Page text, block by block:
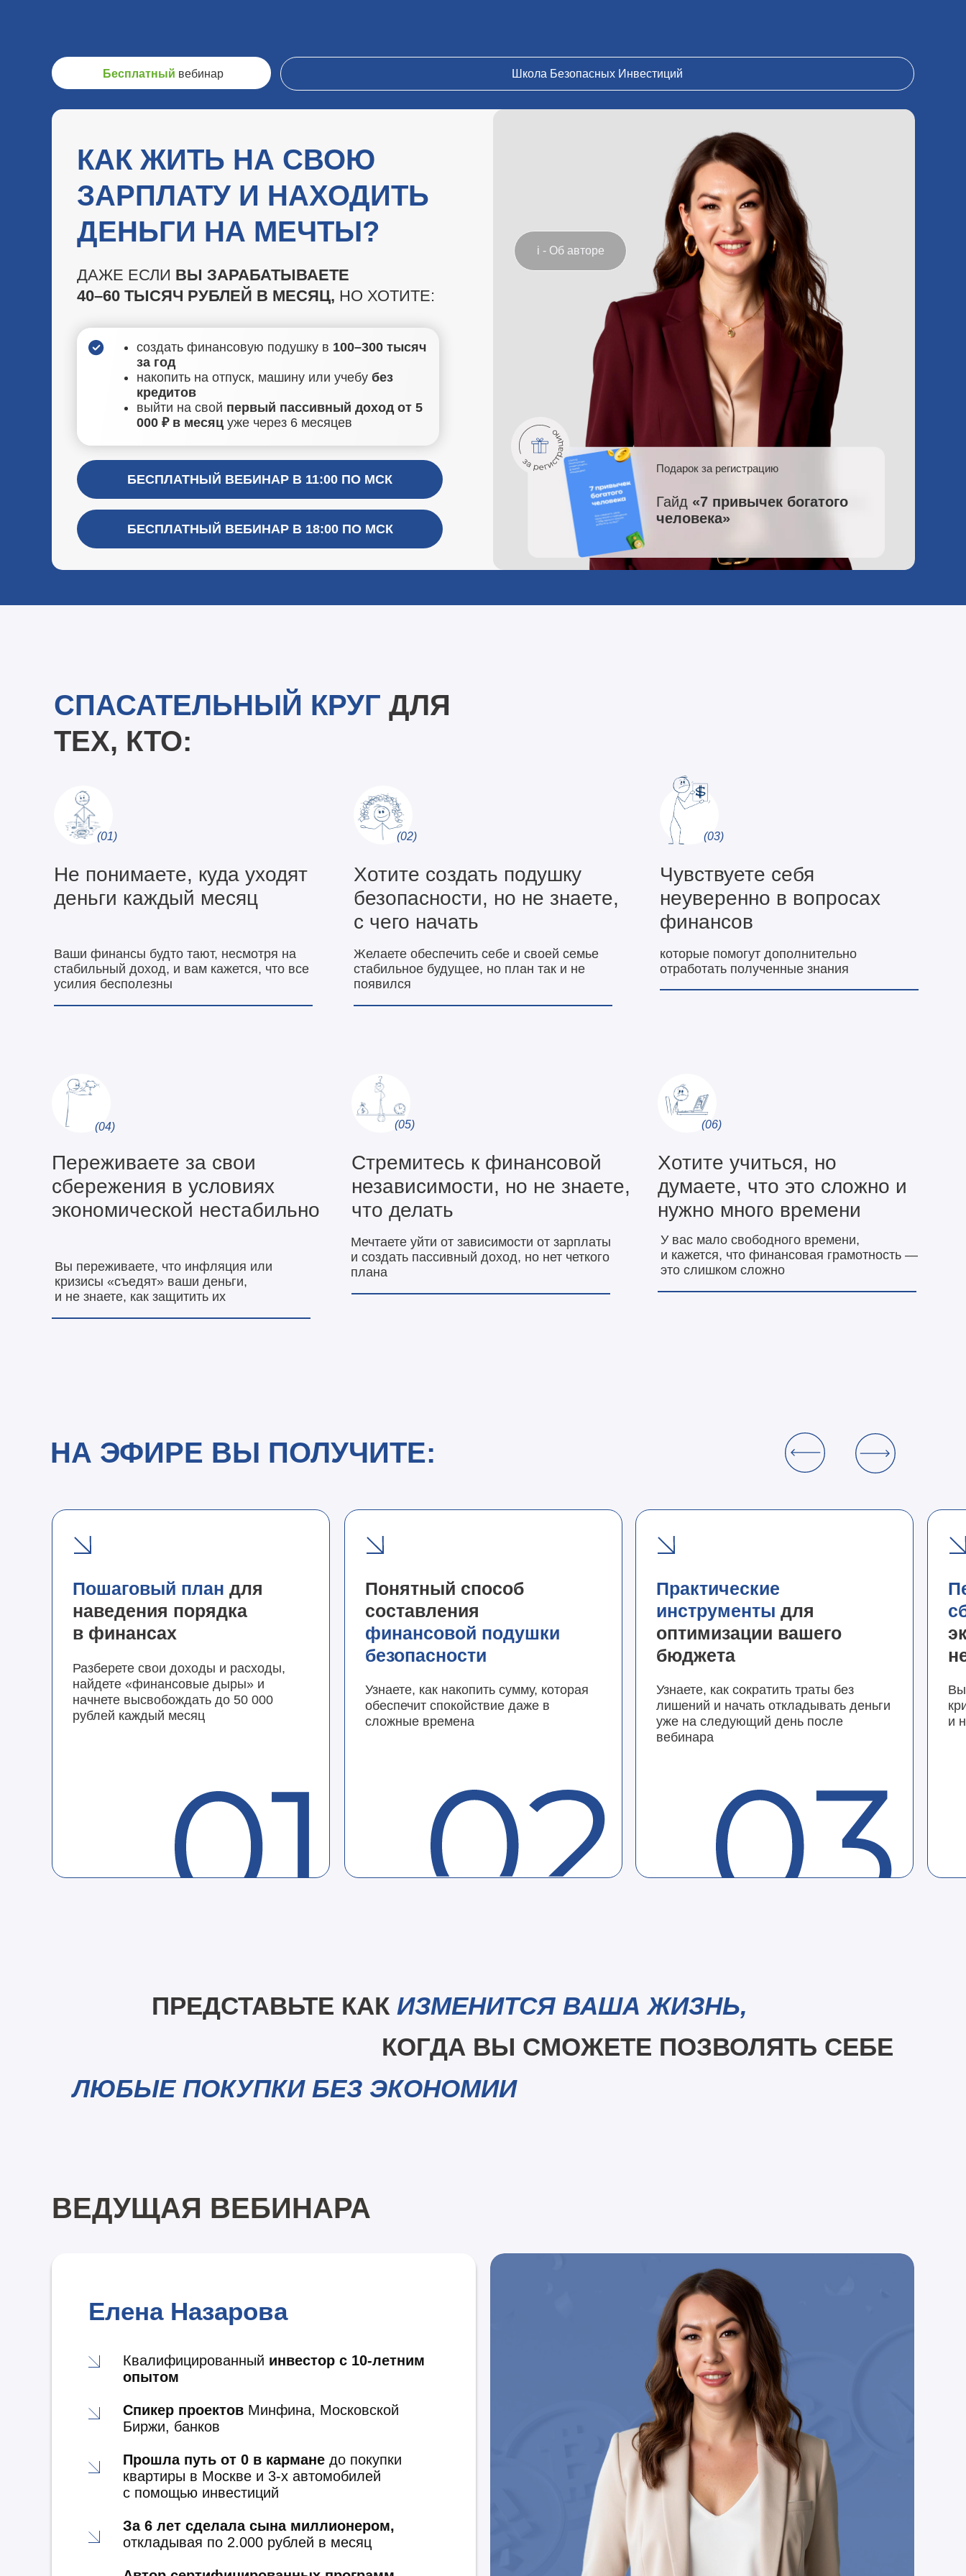
КАК ЖИТЬ НА СВОЮ
ЗАРПЛАТУ И НАХОДИТЬ
ДЕНЬГИ НА МЕЧТЫ?
Гайд «7 привычек богатого
человека»
Подарок за регистрацию
создать финансовую подушку в 100–300 тысяч
за год
накопить на отпуск, машину или учебу без
кредитов
выйти на свой первый пассивный доход от 5
000 ₽ в месяц уже через 6 месяцев
ДАЖЕ ЕСЛИ ВЫ ЗАРАБАТЫВАЕТЕ
40–60 ТЫСЯЧ РУБЛЕЙ В МЕСЯЦ, НО ХОТИТЕ:
i - Об авторе
Бесплатный вебинар Школа Безопасных Инвестиций
БЕСПЛАТНЫЙ ВЕБИНАР В 11:00 ПО МСК
БЕСПЛАТНЫЙ ВЕБИНАР В 18:00 ПО МСК
СПАСАТЕЛЬНЫЙ КРУГ ДЛЯ
ТЕХ, КТО:
Не понимаете, куда уходят
деньги каждый месяц
Переживаете за свои
сбережения в условиях
экономической нестабильно
Ваши финансы будто тают, несмотря на
стабильный доход, и вам кажется, что все
усилия бесполезны
Хотите создать подушку
безопасности, но не знаете,
с чего начать
Стремитесь к финансовой
независимости, но не знаете,
что делать
Желаете обеспечить себе и своей семье
стабильное будущее, но план так и не
появился
Чувствуете себя
неуверенно в вопросах
финансов
Хотите учиться, но
думаете, что это сложно и
нужно много времени
которые помогут дополнительно
отработать полученные знания
Вы переживаете, что инфляция или
кризисы «съедят» ваши деньги,
и не знаете, как защитить их
Мечтаете уйти от зависимости от зарплаты
и создать пассивный доход, но нет четкого
плана
У вас мало свободного времени,
и кажется, что финансовая грамотность —
это слишком сложно
(01)
(05)
(04)
(02) (03)
(06)
НА ЭФИРЕ ВЫ ПОЛУЧИТЕ:
Практические
инструменты для
оптимизации вашего
бюджета
Разберете свои доходы и расходы,
найдете «финансовые дыры» и
начнете высвобождать до 50 000
рублей каждый месяц
Узнаете, как накопить сумму, которая
обеспечит спокойствие даже в
сложные времена
Пошаговый план для
наведения порядка
в финансах
Понятный способ
составления
финансовой подушки
безопасности
Узнаете, как сократить траты без
лишений и начать откладывать деньги
уже на следующий день после
вебинара
Вы
и
ПРЕДСТАВЬТЕ КАК ИЗМЕНИТСЯ ВАША ЖИЗНЬ,
ЛЮБЫЕ ПОКУПКИ БЕЗ ЭКОНОМИИ
КОГДА ВЫ СМОЖЕТЕ ПОЗВОЛЯТЬ СЕБЕ
ВЕДУЩАЯ ВЕБИНАРА
Елена Назарова
Квалифицированный инвестор с 10-летним
опытом
Спикер проектов Минфина, Московской
Биржи, банков
Прошла путь от 0 в кармане до покупки
квартиры в Москве и 3-х автомобилей
с помощью инвестиций
За 6 лет сделала сына миллионером,
откладывая по 2.000 рублей в месяц